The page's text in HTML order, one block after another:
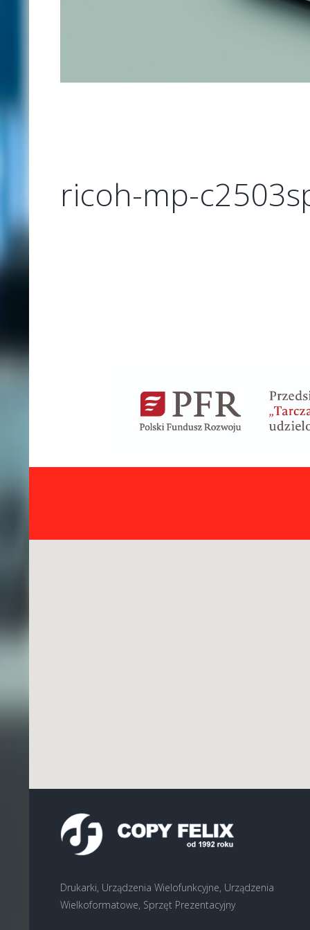
ricoh-mp-
Drukarki, Urządzenia Wielofunkcyjne, Urządzenia
Wielkoformatowe, Sprzęt Prezentacyjny